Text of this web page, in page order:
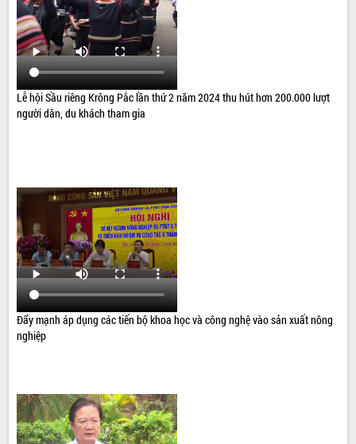
Lễ hội Sầu riêng Krông Pắc lần thứ 2 năm 2024 thu hút hơn 200.000 lượt
người dân, du khách tham gia
Đẩy mạnh áp dụng các tiến bộ khoa học và công nghệ vào sản xuất nông
nghiệp